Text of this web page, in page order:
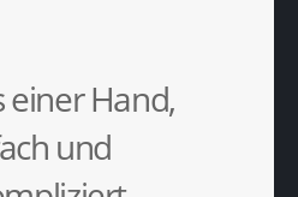
einer Hand,
und